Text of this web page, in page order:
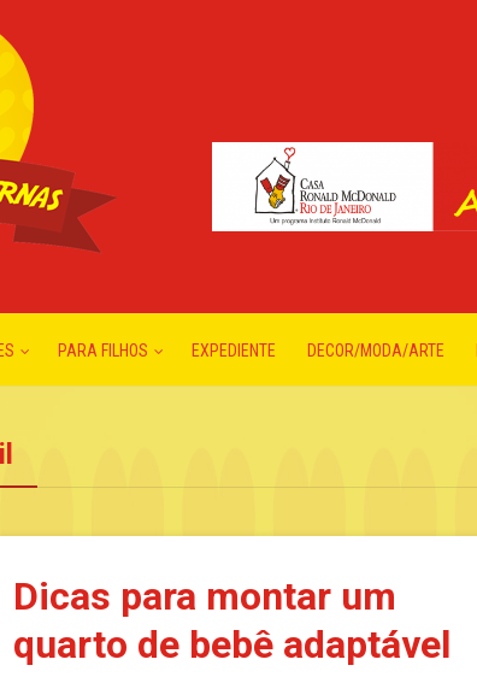
PARA FILHOS EXPEDIENTE DECOR/MODA/ARTE
Dicas para montar um
quarto de bebê adaptável